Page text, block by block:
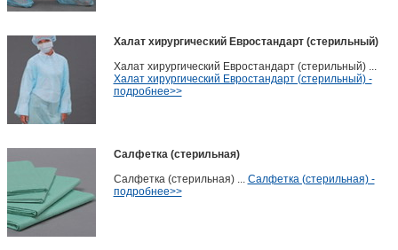
Халат хирургический Евростандарт (стерильный)
Халат хирургический Евростандарт (стерильный) ...
Халат хирургический Евростандарт (стерильный) -
подробнее>>
Салфетка (стерильная)
Салфетка (стерильная) ... Салфетка (стерильная) -
подробнее>>